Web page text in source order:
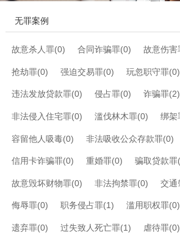
无罪案例
故意杀人罪(0) 合同诈骗罪(0) 故意伤害
抢劫罪(0) 强迫交易罪(0) 玩忽职守罪(0)
违法发放贷款罪(0) 侵占罪(0) 诈骗罪(2)
非法侵入住宅罪(0) 滥伐林木罪(0) 绑架
容留他人吸毒(0) 非法吸收公众存款罪(0)
信用卡诈骗罪(0) 重婚罪(0) 骗取贷款罪
故意毁坏财物罪(0) 非法拘禁罪(0) 交通
侮辱罪(0) 职务侵占罪(1) 滥用职权罪(0)
遗弃罪(0) 过失致人死亡罪(1) 虐待罪(0)